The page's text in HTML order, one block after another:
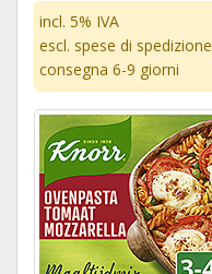
incl. 5% IVA
escl. spese di spedizione
consegna 6-9 giorni